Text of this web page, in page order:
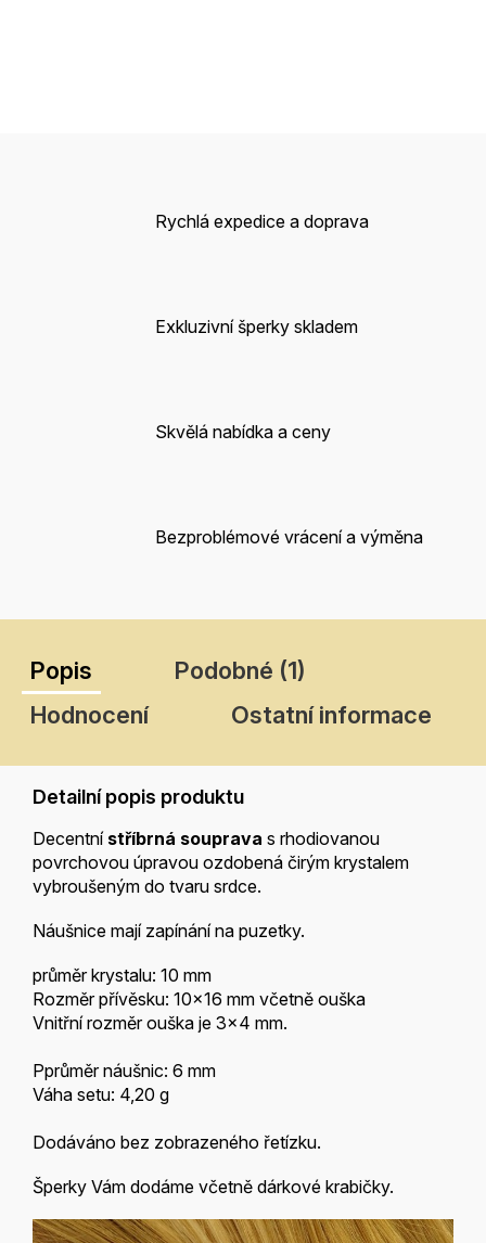
Rychlá expedice a doprava
Exkluzivní šperky skladem
Skvělá nabídka a ceny
Bezproblémové vrácení a výměna
Popis
Podobné (1)
Hodnocení
Ostatní informace
Detailní popis produktu
Decentní stříbrná souprava s rhodiovanou
povrchovou úpravou ozdobená čirým krystalem
vybroušeným do tvaru srdce.
Náušnice mají zapínání na puzetky.
průměr krystalu: 10 mm
Rozměr přívěsku: 10x16 mm včetně ouška
Vnitřní rozměr ouška je 3x4 mm.
Pprůměr náušnic: 6 mm
Váha setu: 4,20 g
Dodáváno bez zobrazeného řetízku.
Šperky Vám dodáme včetně dárkové krabičky.